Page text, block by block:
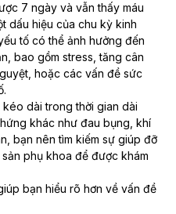
7 ngày và vẫn thấy máu
dấu hiệu của chu kỳ kinh
tố có thể ảnh hưởng đến
bao gồm stress, tăng cân
hoặc các vấn đề sức
dài trong thời gian dài
khác như đau bụng, khí
bạn nên tìm kiếm sự giúp đỡ
phụ khoa để được khám
bạn hiểu rõ hơn về vấn đề